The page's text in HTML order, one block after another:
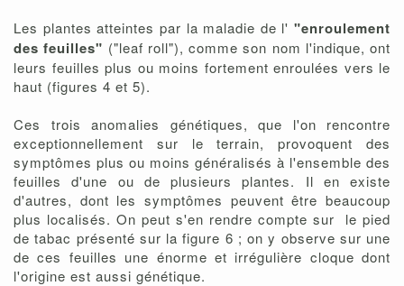
Les plantes atteintes par la maladie de l' "enroulement
des feuilles" ("leaf roll"), comme son nom l'indique, ont
leurs feuilles plus ou moins fortement enroulées vers le
haut (figures 4 et 5).
Ces trois anomalies génétiques, que l'on rencontre
exceptionnellement sur le terrain, provoquent des
symptômes plus ou moins généralisés à l'ensemble des
feuilles d'une ou de plusieurs plantes. Il en existe
d'autres, dont les symptômes peuvent être beaucoup
plus localisés. On peut s'en rendre compte sur le pied
de tabac présenté sur la figure 6 ; on y observe sur une
de ces feuilles une énorme et irrégulière cloque dont
l'origine est aussi génétique.